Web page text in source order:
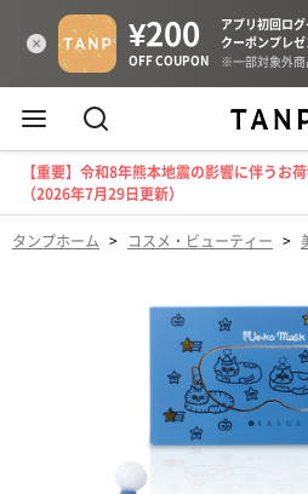
【重要】令和8年熊本地震の影響に伴うお
（2026年7月29日更新）
タンプホーム > コスメ・ビューティー >